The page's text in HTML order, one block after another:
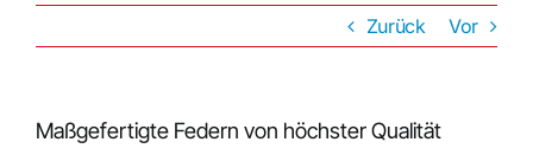
Zurück Vor
Maßgefertigte Federn von höchster Qualität